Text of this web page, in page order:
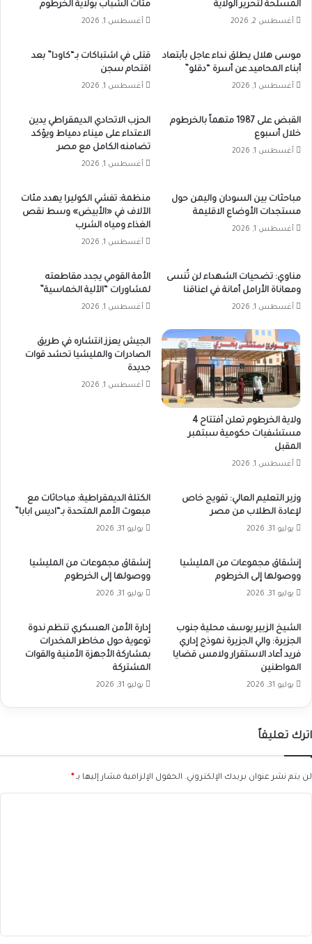
المسلحة لتحرير الولاية
أغسطس 2, 2026
مئات الشباب بولاية الخرطوم
أغسطس 1, 2026
موسى هلال يطلق نداء عاجل بأبتعاد
أبناء المحاميد عن أسرة “دقلو”
أغسطس 1, 2026
قتلى في اشتباكات بـ“كاودا” بعد
اقتحام سجن
أغسطس 1, 2026
القبض على 1987 متهماً بالخرطوم
خلال أسبوع
أغسطس 1, 2026
الحزب الاتحادي الديمقراطي يدين
الاعتداء على ميناء دمياط ويؤكد
تضامنه الكامل مع مصر
أغسطس 1, 2026
مباحثات بين السودان واليمن حول
مستجدات الأوضاع الاقليمة
أغسطس 1, 2026
منظمة: تفشي الكوليرا يهدد مئات
الآلاف في «الأبيض» وسط نقص
الغذاء ومياه الشرب
أغسطس 1, 2026
مناوي: تضحيات الشهداء لن تُنسى
ومعاناة الأرامل أمانة في اعناقنا
أغسطس 1, 2026
الأمة القومي يجدد مقاطعته
لمشاورات “الآلية الخماسية”
أغسطس 1, 2026
ولاية الخرطوم تعلن أفتتاح 4
مستشفيات حكومية سبتمبر
المقبل
أغسطس 1, 2026
الجيش يعزز انتشاره في طريق
الصادرات والمليشيا تحشد قوات
جديدة
أغسطس 1, 2026
وزير التعليم العالي: تفويج خاص
لإعادة الطلاب من مصر
يوليو 31, 2026
الكتلة الديمقراطية: مباحاثات مع
مبعوث الأمم المتحدة بـ“اديس ابابا”
يوليو 31, 2026
إنشقاق مجموعات من المليشيا
ووصولها إلى الخرطوم
يوليو 31, 2026
إنشقاق مجموعات من المليشيا
ووصولها إلى الخرطوم
يوليو 31, 2026
الشيخ الزبير يوسف محلية جنوب
الجزيرة: والي الجزيرة نموذج إداري
فريد أعاد الاستقرار ولامس قضايا
المواطنين
يوليو 31, 2026
إدارة الأمن العسكري تنظم ندوة
توعوية حول مخاطر المخدرات
بمشاركة الأجهزة الأمنية والقوات
المشتركة
يوليو 31, 2026
اترك تعليقاً
لن يتم نشر عنوان بريدك الإلكتروني. الحقول الإلزامية مشار إليها بـ *